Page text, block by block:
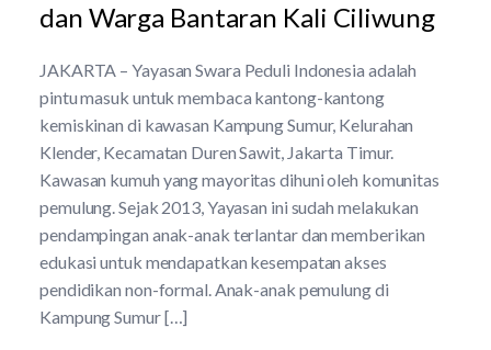
dan Warga Bantaran Kali Ciliwung
JAKARTA – Yayasan Swara Peduli Indonesia adalah
pintu masuk untuk membaca kantong-kantong
kemiskinan di kawasan Kampung Sumur, Kelurahan
Klender, Kecamatan Duren Sawit, Jakarta Timur.
Kawasan kumuh yang mayoritas dihuni oleh komunitas
pemulung. Sejak 2013, Yayasan ini sudah melakukan
pendampingan anak-anak terlantar dan memberikan
edukasi untuk mendapatkan kesempatan akses
pendidikan non-formal. Anak-anak pemulung di
Kampung Sumur […]